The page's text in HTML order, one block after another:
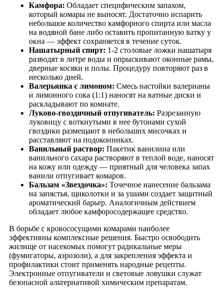
Камфора: Обладает специфическим запахом,
который комары не выносят. Достаточно испарить
небольшое количество камфорного спирта или масла
на водяной бане либо оставить пропитанную ватку у
окна — эффект сохраняется в течение суток.
Нашатырный спирт: 1-2 столовые ложки нашатыря
разводят в литре воды и опрыскивают оконные рамы,
дверные косяки и полы. Процедуру повторяют раз в
несколько дней.
Валерьянка с лимоном: Смесь настойки валерианы
и лимонного сока (1:1) наносят на ватные диски и
раскладывают по комнате.
Луково-гвоздичный отпугиватель: Разрезанную
луковицу с воткнутыми в нее бутонами сухой
гвоздики размещают в небольших мисочках и
расставляют на подоконниках.
Ванильный раствор: Пакетик ванилина или
ванильного сахара растворяют в теплой воде, наносят
на кожу или одежду — приятный для человека запах
ванили отпугивает комаров.
Бальзам «Звездочка»: Точечное нанесение бальзама
на запястья, щиколотки и за ушами создает защитный
ароматический барьер. Аналогичным действием
обладает любое камфоросодержащее средство.
В борьбе с кровососущими комарами наиболее
эффективны комплексные решения. Быстро освободить
жилище от насекомых помогут радикальные меры
(фумигаторы, аэрозоли), а для закрепления эффекта и
профилактики стоит применять народные рецепты.
Электронные отпугиватели и световые ловушки служат
безопасной альтернативой химическим препаратам.